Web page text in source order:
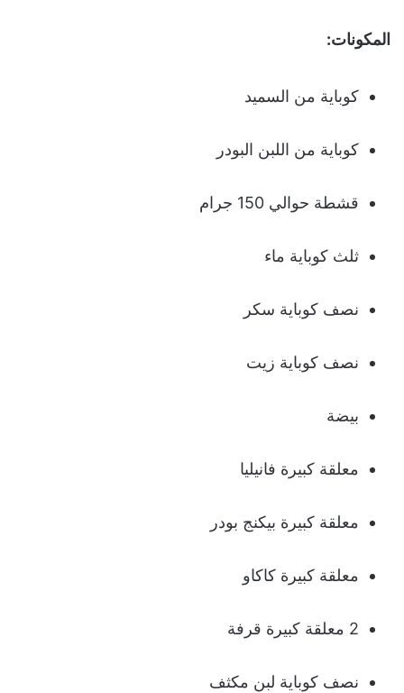
المكونات:
كوباية من السميد
كوباية من اللبن البودر
قشطة حوالي 150 جرام
ثلث كوباية ماء
نصف كوباية سكر
نصف كوباية زيت
بيضة
معلقة كبيرة فانيليا
معلقة كبيرة بيكنج بودر
معلقة كبيرة كاكاو
2 معلقة كبيرة قرفة
نصف كوباية لبن مكثف